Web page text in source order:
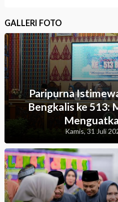
GALLERI FOTO
Paripurna
Bengkalis ke 513:
Kamis, 31 Juli